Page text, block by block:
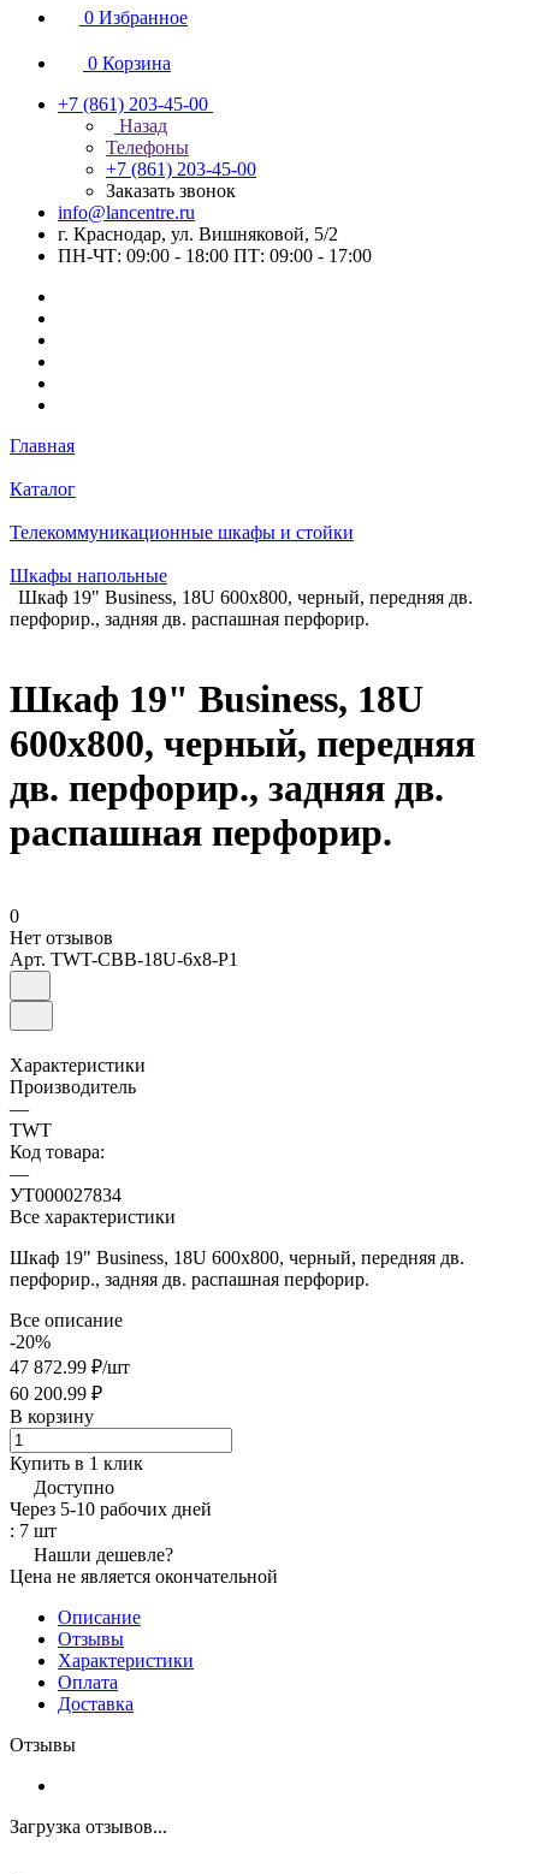
0 Избранное
0 Корзина
+7 (861) 203-45-00
Назад
Телефоны
+7 (861) 203-45-00
Заказать звонок
info@lancentre.ru
г. Краснодар, ул. Вишняковой, 5/2
ПН-ЧТ: 09:00 - 18:00 ПТ: 09:00 - 17:00
Главная
Каталог
Телекоммуникационные шкафы и стойки
Шкафы напольные
Шкаф 19" Business, 18U 600x800, черный, передняя дв.
перфорир., задняя дв. распашная перфорир.
Шкаф 19" Business, 18U
600x800, черный, передняя
дв. перфорир., задняя дв.
распашная перфорир.
0
Нет отзывов
Арт. TWT-CBB-18U-6x8-P1
Характеристики
Производитель
—
TWT
Код товара:
—
УТ000027834
Все характеристики
Шкаф 19" Business, 18U 600x800, черный, передняя дв.
перфорир., задняя дв. распашная перфорир.
Все описание
-20%
47 872.99 ₽/шт
60 200.99 ₽
В корзину
Купить в 1 клик
Доступно
Через 5-10 рабочих дней
: 7 шт
Нашли дешевле?
Цена не является окончательной
Описание
Отзывы
Характеристики
Оплата
Доставка
Отзывы
Загрузка отзывов...